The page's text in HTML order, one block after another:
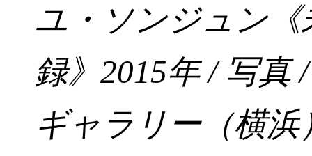
ユ・ソンジュン
録》2015年 / 写真
ギャラリー（横浜